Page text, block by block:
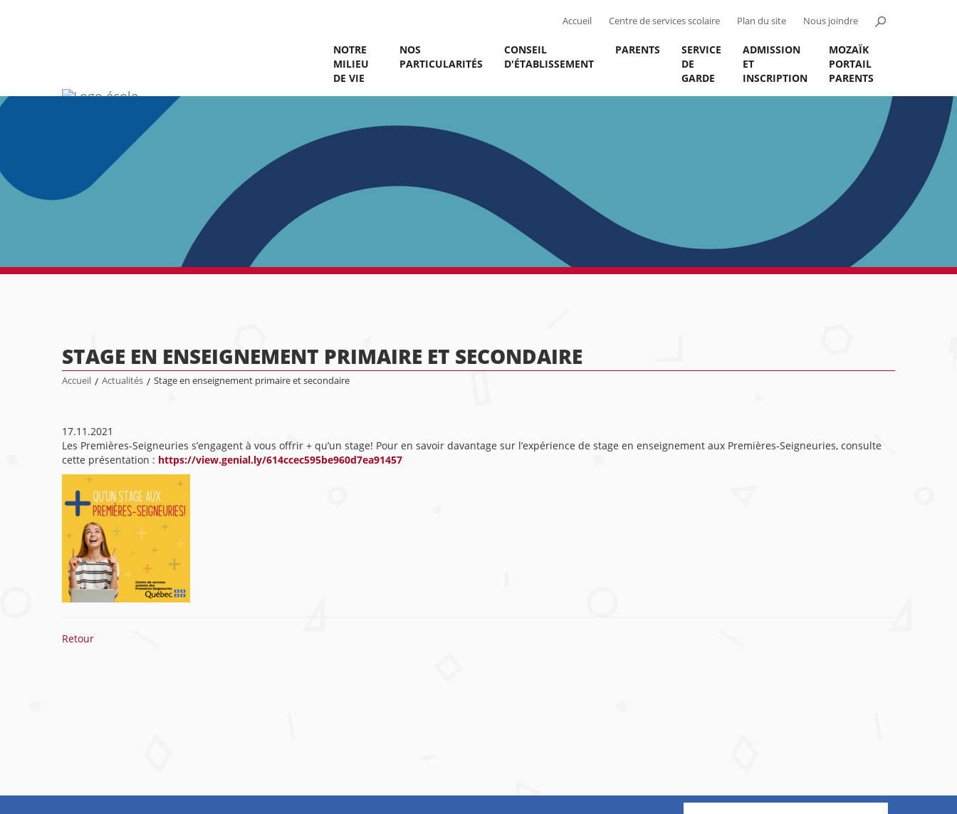
Accueil Centre de services scolaire Plan du site Nous joindre
NOTRE
MILIEU
DE VIE
NOS
PARTICULARITÉS
CONSEIL
D'ÉTABLISSEMENT
PARENTS
SERVICE
DE
GARDE
ADMISSION
ET
INSCRIPTION
MOZAÏK
PORTAIL
PARENTS
STAGE EN ENSEIGNEMENT PRIMAIRE ET SECONDAIRE
Accueil / Actualités / Stage en enseignement primaire et secondaire
17.11.2021
Les Premières-Seigneuries s’engagent à vous offrir + qu’un stage! Pour en savoir davantage sur l’expérience de stage en enseignement aux Premières-Seigneuries, consulte
cette présentation : https://view.genial.ly/614ccec595be960d7ea91457
Retour